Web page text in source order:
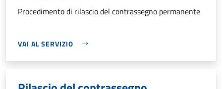
Procedimento di rilascio del contrassegno permanente
VAI AL SERVIZIO